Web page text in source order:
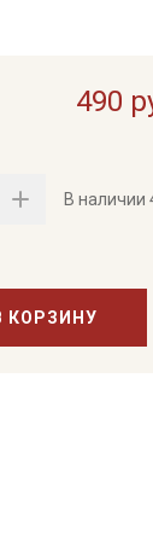
490
В наличии
КОРЗИНУ